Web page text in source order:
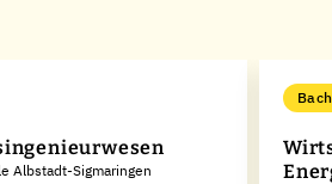
Albstadt-Sigmaringen